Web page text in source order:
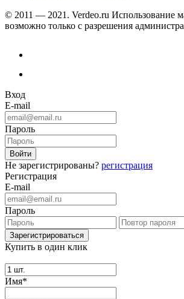
© 2011 — 2021. Verdeo.ru Использование
возможно только с разрешения
Вход
E-mail
Пароль
Не зарегистрированы? регистрация
Регистрация
E-mail
Пароль
Купить в один клик
Имя*